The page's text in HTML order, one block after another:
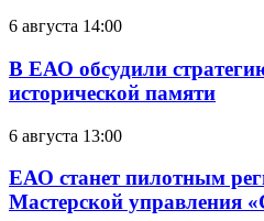
6 августа 14:00
В ЕАО обсудили
исторической памяти
6 августа 13:00
ЕАО станет пилотным
Мастерской управления